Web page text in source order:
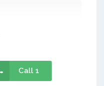
Call 1